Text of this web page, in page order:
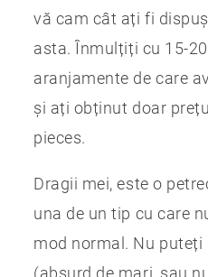
vă cam cât ați fi
asta. Înmulțiți cu 15-
aranjamente de care
și ați obținut doar
pieces.
Dragii mei, este o
una de un tip cu care
mod normal. Nu
(absurd de mari, sau